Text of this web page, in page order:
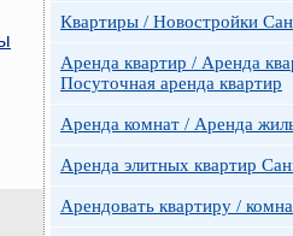
Квартиры / Новостройки
Аренда квартир / Аренда
Посуточная аренда квартир
Аренда комнат / Аренда
Аренда элитных квартир
Арендовать квартиру /